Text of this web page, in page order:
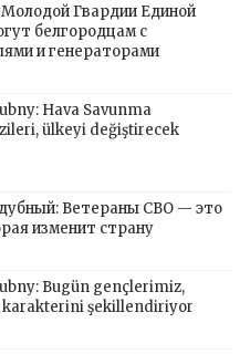
Гвардии Единой
белгородцам с
и генераторами
Hava Savunma
ülkeyi değiştirecek
Ветераны СВО — это
изменит страну
Bugün gençlerimiz,
karakterini şekillendiriyor